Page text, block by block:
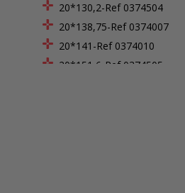
20*130,2-Ref 0374504
20*138,75-Ref 0374007
20*141-Ref 0374010
20*151,6-Ref 0374505